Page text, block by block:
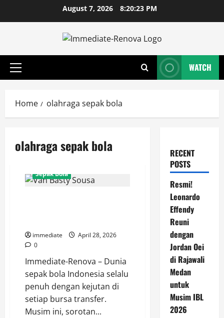
August 7, 2026 8:20:23 PM
Primary
WATCH
Home olahraga sepak bola
olahraga sepak bola
Sepak Bola
immediate
April 28, 2026
0
Immediate-Renova – Dunia
sepak bola Indonesia selalu
penuh dengan kejutan di
setiap bursa transfer.
Musim ini, sorotan...
RECENT
POSTS
Resmi!
Leonardo
Effendy
Reuni
dengan
Jordan Oei
di Rajawali
Medan
untuk
Musim IBL
2026